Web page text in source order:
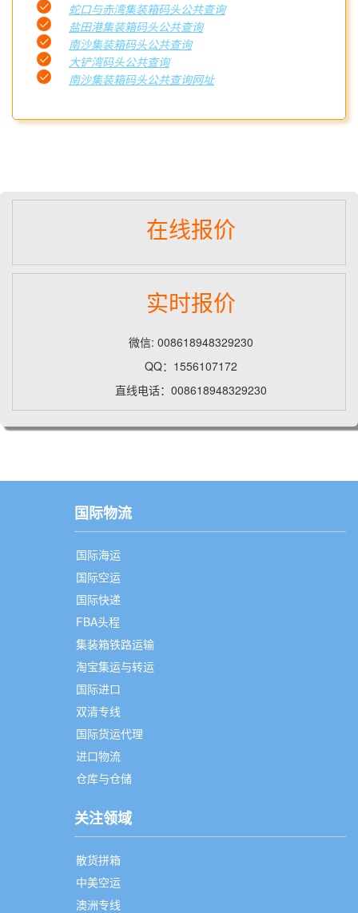
蛇口与赤湾集装箱码头公共查询
盐田港集装箱码头公共查询
南沙集装箱码头公共查询
大铲湾码头公共查询
南沙集装箱码头公共查询网址
在线报价
实时报价
微信: 008618948329230
QQ：1556107172
直线电话：008618948329230
国际物流
国际海运
国际空运
国际快递
FBA头程
集装箱铁路运输
淘宝集运与转运
国际进口
双清专线
国际货运代理
进口物流
仓库与仓储
关注领域
散货拼箱
中美空运
澳洲专线